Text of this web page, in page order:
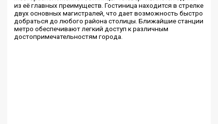
из её главных преимуществ. Гостиница находится в стрелке
двух основных магистралей, что дает возможность быстро
добраться до любого района столицы. Ближайшие станции
метро обеспечивают легкий доступ к различным
достопримечательностям города.